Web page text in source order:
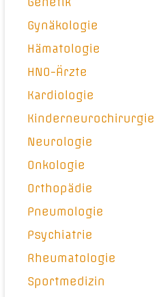
Gynäkologie
Hämatologie
HNO-Ärzte
Kardiologie
Kinderneurochirurgie
Neurologie
Onkologie
Orthopädie
Pneumologie
Psychiatrie
Rheumatologie
Sportmedizin